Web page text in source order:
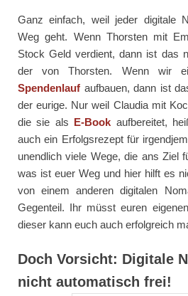
Ganz einfach, weil jeder digitale
Weg geht. Wenn Thorsten mit
Stock Geld verdient, dann ist das
der von Thorsten. Wenn wir
Spendenlauf aufbauen, dann ist
der eurige. Nur weil Claudia mit
die sie als E-Book aufbereitet,
auch ein Erfolgsrezept für
unendlich viele Wege, die ans Ziel
was ist euer Weg und hier hilft es
von einem anderen digitalen
Gegenteil. Ihr müsst euren
dieser kann euch auch erfolgreich
Doch Vorsicht: Digitale
nicht automatisch frei!